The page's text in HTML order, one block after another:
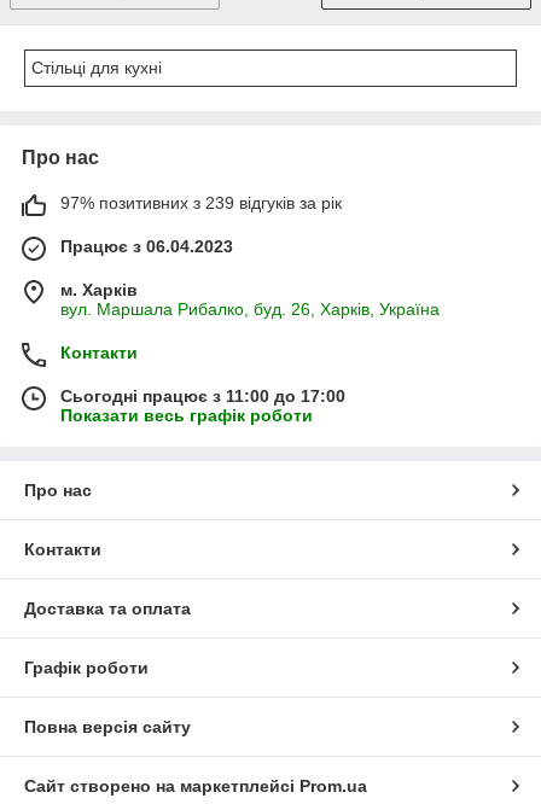
Стільці для кухні
Про нас
97% позитивних з 239 відгуків за рік
Працює з 06.04.2023
м. Харків
вул. Маршала Рибалко, буд. 26, Харків, Україна
Контакти
Сьогодні працює з 11:00 до 17:00
Показати весь графік роботи
Про нас
Контакти
Доставка та оплата
Графік роботи
Повна версія сайту
Сайт створено на маркетплейсі Prom.ua